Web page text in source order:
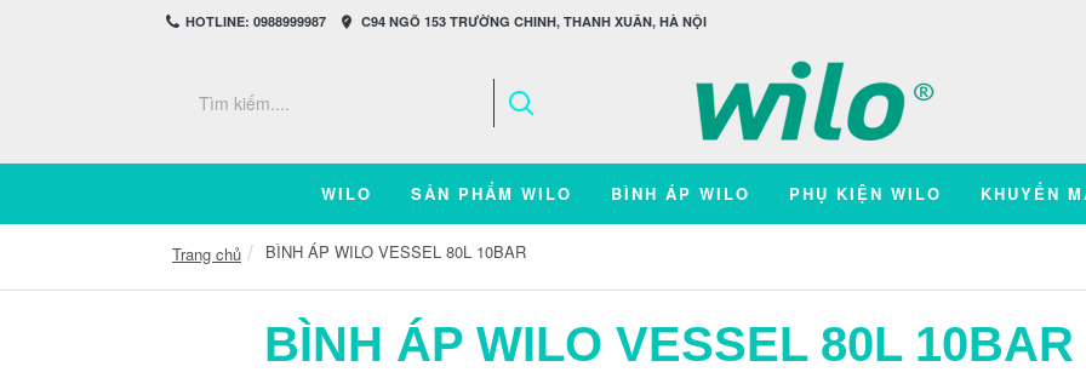
HOTLINE: 0988999987 C94 NGÕ 153 TRƯỜNG CHINH, THANH XUÂN, HÀ NỘI
WILO SẢN PHẨM WILO BÌNH ÁP WILO PHỤ KIỆN WILO KHUYẾN
Trang chủ BÌNH ÁP WILO VESSEL 80L 10BAR
BÌNH ÁP WILO VESSEL 80L 10BAR